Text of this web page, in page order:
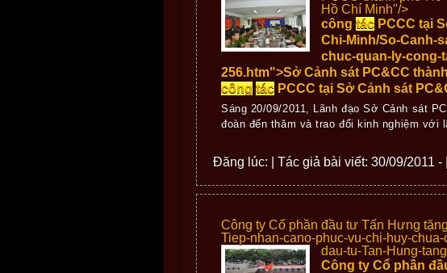
Hồ Chí Minh"/>
công tác PCCC tại
Chi-Minh/So-Canh-
chuc-quan-ly-cong-
256.htm">Sở Cảnh sát PC&CC
công tác PCCC tại Sở Cảnh sát
Sáng 20/09/2011, Lãnh đạo Sở Cảnh sát
đoàn đến thăm và trao đổi kinh nghiệm với
Đăng lúc: | Tác giả bài viết: 30/09/2011
Công ty Cổ phần đầu tư Tấn Hưng
Tiep-nhan-cano-phuc-vu-chi-huy-
dau-tu-Tan-Hung-
Công ty Cổ phần